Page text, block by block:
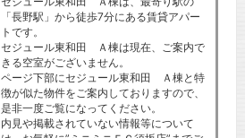
「長野駅」から徒歩7分にある賃貸アパー
トです。
セジュール東和田 Ａ棟は現在、ご案内で
きる空室がございません。
ページ下部にセジュール東和田 Ａ棟と特
徴が似た物件をご案内しておりますので、
是非一度ご覧になってください。
内見や掲載されていない情報等について